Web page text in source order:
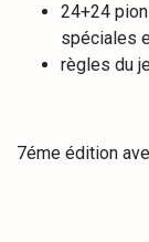
24+24
spéciales
règles du
7éme édition